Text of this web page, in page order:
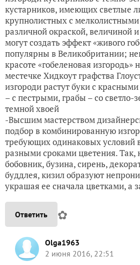
кустарников, имеющих светлые
крупнолистных с
различной окраской, величиной
могут создать эффект «живого
популярны в Великобритании;
красоте «гобеленовая изгородь»
местечке Хидкоут графства
изгороди растут буки с
– с пестрыми, грабы – со
темной хвоей
-Высшим мастерством
подбор в комбинированную
требующих одинаковых условий
разными сроками цветения. Так,
бобовник, бузина, сирень,
буддлея, кизил образуют
украшая ее сначала цветками, а
Ответить ✿
Olga1963
2 июня 2016, 22:51